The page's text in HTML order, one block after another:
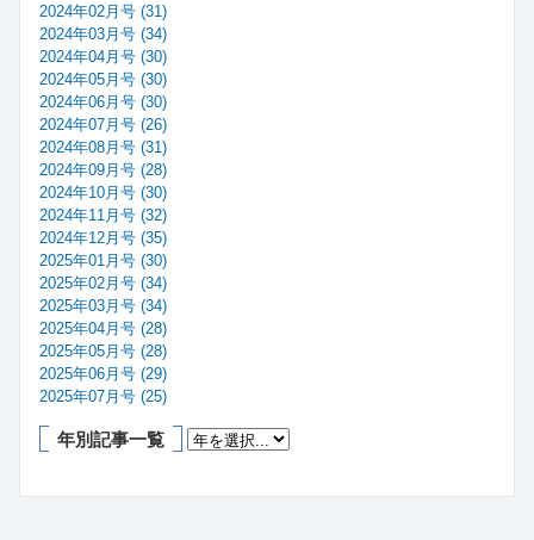
2024年02月号 (31)
2024年03月号 (34)
2024年04月号 (30)
2024年05月号 (30)
2024年06月号 (30)
2024年07月号 (26)
2024年08月号 (31)
2024年09月号 (28)
2024年10月号 (30)
2024年11月号 (32)
2024年12月号 (35)
2025年01月号 (30)
2025年02月号 (34)
2025年03月号 (34)
2025年04月号 (28)
2025年05月号 (28)
2025年06月号 (29)
2025年07月号 (25)
年別記事一覧